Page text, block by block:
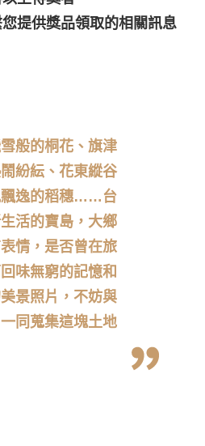
提供獎品領取的相關訊息
般的桐花、旗津
紛紜、花東縱谷
飄逸的稻穗……台
活的寶島，大鄉
情，是否曾在旅
味無窮的記憶和
景照片，不妨與
同蒐集這塊土地